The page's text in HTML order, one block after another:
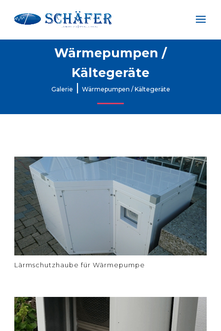
Wärmepumpen /
Kältegeräte
Galerie Wärmepumpen / Kältegeräte
Lärmschutzhaube für Wärmepumpe